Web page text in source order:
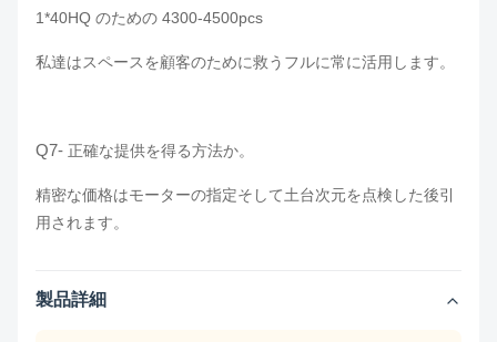
1*40HQ のための 4300-4500pcs
私達はスペースを顧客のために救うフルに常に活用します。
Q7- 正確な提供を得る方法か。
精密な価格はモーターの指定そして土台次元を点検した後引
用されます。
製品詳細